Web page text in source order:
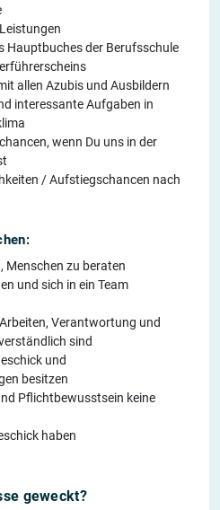
Hauptbuches der Berufsschule
allen Azubis und Ausbildern
interessante Aufgaben in
wenn Du uns in der
/ Aufstiegschancen nach
Menschen zu beraten
und sich in ein Team
Verantwortung und
sind
und
besitzen
Pflichtbewusstsein keine
haben
geweckt?